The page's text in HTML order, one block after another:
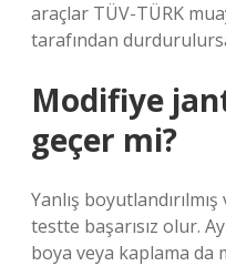
araçlar TÜV-TÜRK
tarafından
Modifiye
geçer mi?
Yanlış
testte başarısız olur.
boya veya kaplama da